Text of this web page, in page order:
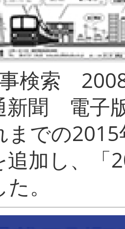
検索
聞 電子
までの
追加し、「
し